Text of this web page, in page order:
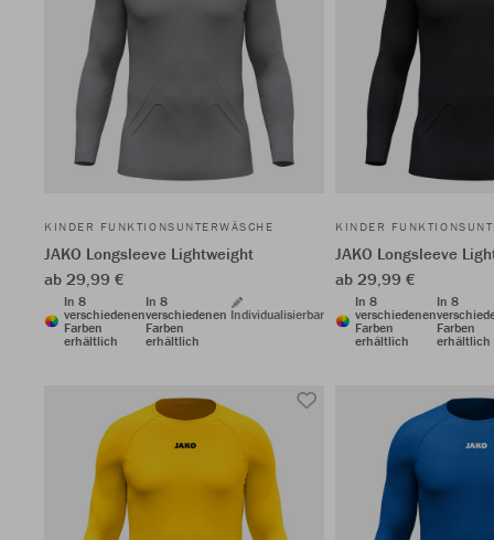
KINDER FUNKTIONSUNTERWÄSCHE
JAKO Longsleeve Lightweight
ab 29,99 €
In 8
verschiedenen
Farben
erhältlich
In 8
verschiedenen
Farben
erhältlich
Individualisierbar
KINDER
JAKO Longsleeve
ab 29,99 €
In 8
verschiedenen
Farben
erhältlich
In 8
Farben
erhältlich